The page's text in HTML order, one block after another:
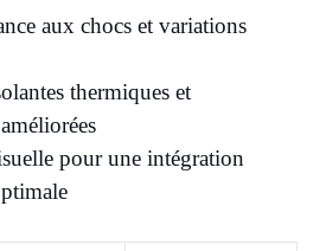
aux chocs et variations
thermiques et
pour une intégration